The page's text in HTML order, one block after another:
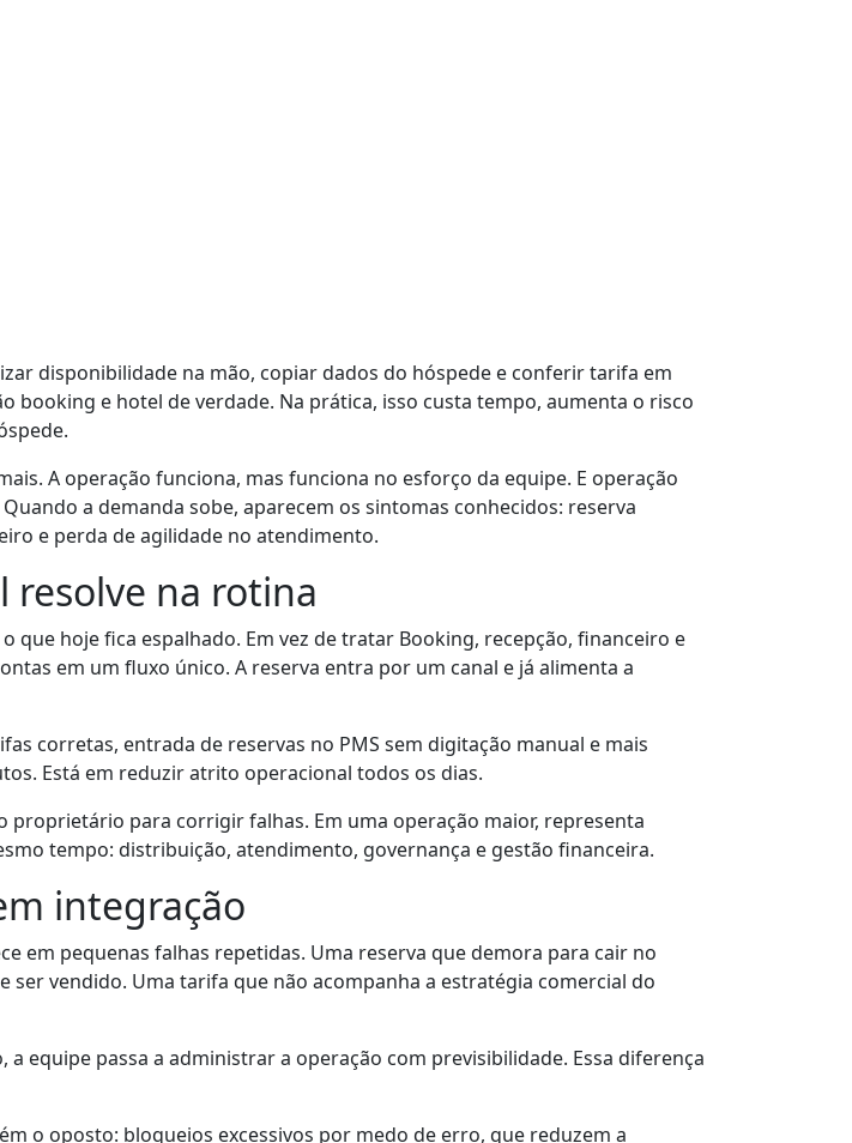
disponibilidade na mão, copiar dados do hóspede e conferir tarifa em
e hotel de verdade. Na prática, isso custa tempo, aumenta o risco
A operação funciona, mas funciona no esforço da equipe. E operação
a demanda sobe, aparecem os sintomas conhecidos: reserva
e perda de agilidade no atendimento.
resolve na rotina
que hoje fica espalhado. Em vez de tratar Booking, recepção, financeiro e
em um fluxo único. A reserva entra por um canal e já alimenta a
corretas, entrada de reservas no PMS sem digitação manual e mais
Está em reduzir atrito operacional todos os dias.
para corrigir falhas. Em uma operação maior, representa
tempo: distribuição, atendimento, governança e gestão financeira.
integração
em pequenas falhas repetidas. Uma reserva que demora para cair no
vendido. Uma tarifa que não acompanha a estratégia comercial do
equipe passa a administrar a operação com previsibilidade. Essa diferença
o oposto: bloqueios excessivos por medo de erro, que reduzem a